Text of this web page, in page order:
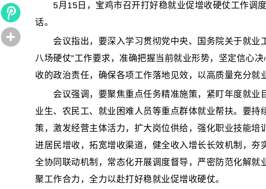
5月15日，宝鸡市召开打好稳就业促增收硬仗工作调
话。
会议指出，要深入学习贯彻党中央、国务院关于就业
八场硬仗”工作要求，准确把握当前就业形势，坚定信心
收的政治责任，确保各项工作落地见效，以高质量充分就
会议强调，要聚焦重点任务精准施策，紧盯年度就业
业生、农民工、就业困难人员等重点群体就业帮扶。要持
策，激发经营主体活力，扩大岗位供给，强化职业技能
进居民增收，拓宽增收渠道，健全收入增长长效机制，
全协同联动机制，常态化开展调度督导，严密防范化解
聚工作合力，全力以赴打好稳就业促增收硬仗。